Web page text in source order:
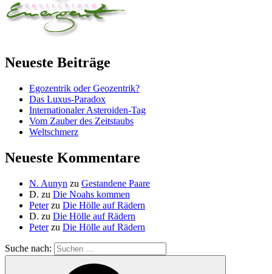
Neueste Beiträge
Egozentrik oder Geozentrik?
Das Luxus-Paradox
Internationaler Asteroiden-Tag
Vom Zauber des Zeitstaubs
Weltschmerz
Neueste Kommentare
N. Aunyn zu Gestandene Paare
D. zu Die Noahs kommen
Peterzu Die Hölle auf Rädern
D. zu Die Hölle auf Rädern
Peterzu Die Hölle auf Rädern
Suche nach: